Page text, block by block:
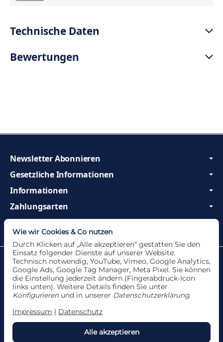
Technische Daten
Bewertungen
Gesetzliche Informationen
Informationen
Zahlungsarten
Wir sind Profis und beraten Sie gerne!
Newsletter Abonnieren
Datenschutzerklärung•Impressum
Alle Angebote nur solange der Vorrat reicht. Für
Alle akzeptieren
Wie wir Cookies & Co nutzen
Durch Klicken auf „Alle akzeptieren“ gestatten Sie den
Einsatz folgender Dienste auf unserer Website:
Technisch notwendig, YouTube, Vimeo, Google Analytics,
Google Ads, Google Tag Manager, Meta Pixel. Sie können
die Einstellung jederzeit ändern (Fingerabdruck-Icon
links unten). Weitere Details finden Sie unter
Konfigurieren und in unserer Datenschutzerklärung.
Impressum | Datenschutz